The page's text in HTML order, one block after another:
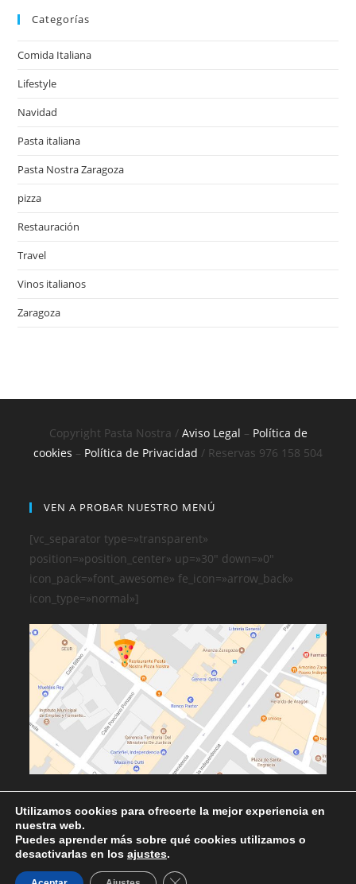
Categorías
Comida Italiana
Lifestyle
Navidad
Pasta italiana
Pasta Nostra Zaragoza
pizza
Restauración
Travel
Vinos italianos
Zaragoza
Copyright Pasta Nostra / Aviso Legal – Política de
cookies – Política de Privacidad / Reservas 976 158 504
VEN A PROBAR NUESTRO MENÚ
[vc_separator type=»transparent»
position=»position_center» up=»30″ down=»0″
icon_pack=»font_awesome» fe_icon=»arrow_back»
icon_type=»normal»]
Utilizamos cookies para ofrecerte la mejor experiencia en
nuestra web.
Puedes aprender más sobre qué cookies utilizamos o
desactivarlas en los ajustes.
Cerrar el banner de cookies RGPD